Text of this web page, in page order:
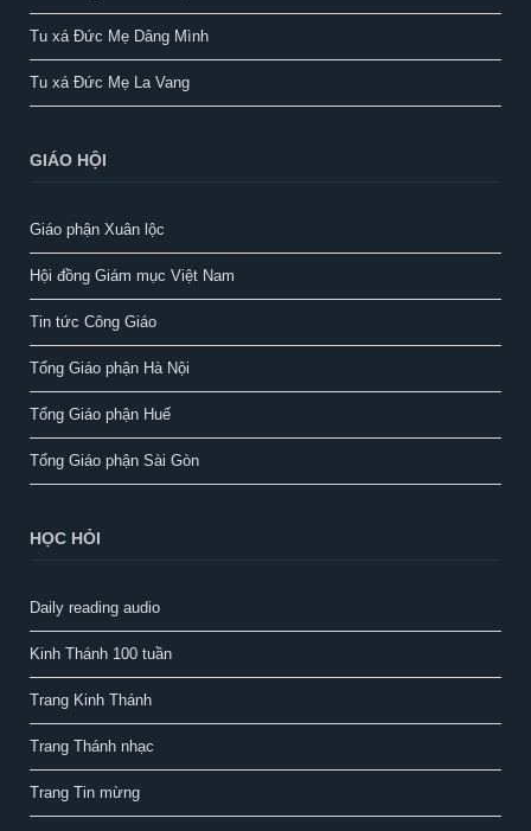
Tu xá Đức Mẹ Dâng Mình
Tu xá Đức Mẹ La Vang
GIÁO HỘI
Giáo phận Xuân lộc
Hội đồng Giám mục Việt Nam
Tin tức Công Giáo
Tổng Giáo phận Hà Nội
Tổng Giáo phận Huế
Tổng Giáo phận Sài Gòn
HỌC HỎI
Daily reading audio
Kinh Thánh 100 tuần
Trang Kinh Thánh
Trang Thánh nhạc
Trang Tin mừng